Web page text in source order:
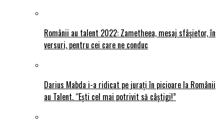
Românii au talent 2022: Zametheea, mesaj sfâșietor, în
versuri, pentru cei care ne conduc
Darius Mabda i-a ridicat pe jurați în picioare la Românii
au Talent. “Ești cel mai potrivit să câștigi!”